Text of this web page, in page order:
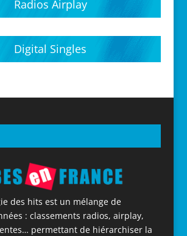
Radios Airplay
Digital Singles
des hits est un mélange de
: classements radios, airplay,
permettant de hiérarchiser la